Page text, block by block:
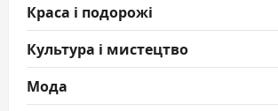
Краса і подорожі
Культура і мистецтво
Мода